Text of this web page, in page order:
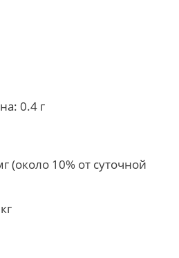
0.4 г
(около 10% от суточной